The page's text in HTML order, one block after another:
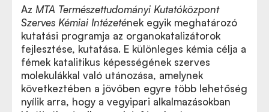
Az MTA Természettudományi Kutatóközpont
Szerves Kémiai Intézetének egyik meghatározó
kutatási programja az organokatalizátorok
fejlesztése, kutatása. E különleges kémia célja a
fémek katalitikus képességének szerves
molekulákkal való utánozása, amelynek
következtében a jövőben egyre több lehetőség
nyílik arra, hogy a vegyipari alkalmazásokban